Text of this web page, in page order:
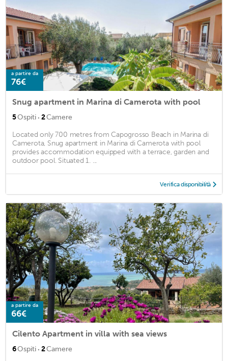
a partire da
76€
Snug apartment in Marina di Camerota with pool
5Ospiti · 2Camere
Located only 700 metres from Capogrosso Beach in Marina di
Camerota, Snug apartment in Marina di Camerota with pool
provides accommodation equipped with a terrace, garden and
outdoor pool. Situated 1. ...
Verifica disponibilità
a partire da
66€
Cilento Apartment in villa with sea views
6Ospiti · 2Camere